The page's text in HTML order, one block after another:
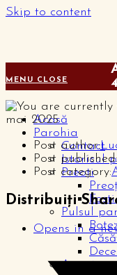
Skip to content
MENU CLOSE
Acasă
Parohia
Contact
Istoricul
Preoți
Pulsul
Anunțuri
Post author:
Post published:
Post category:
Distribuiți
Opens in a